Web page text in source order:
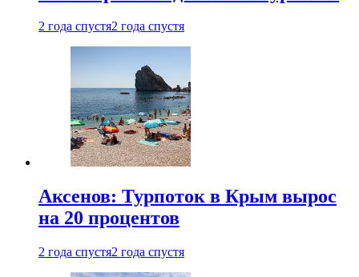
2 года спустя2 года спустя
Аксенов: Турпоток в Крым вырос
на 20 процентов
2 года спустя2 года спустя